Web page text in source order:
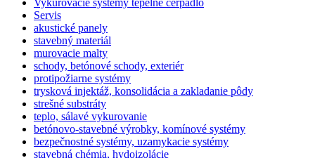
Servis
akustické panely
stavebný materiál
murovacie malty
schody, betónové schody, exteriér
protipožiarne systémy
trysková injektáž, konsolidácia a zakladanie pôdy
strešné substráty
teplo, sálavé vykurovanie
betónovo-stavebné výrobky, komínové systémy
bezpečnostné systémy, uzamykacie systémy
stavebná chémia, hydoizolácie